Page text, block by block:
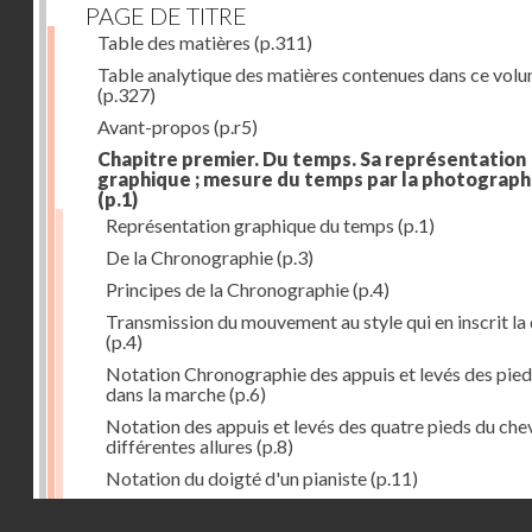
PAGE DE TITRE
Table des matières (p.311)
Table analytique des matières contenues dans ce
(p.327)
Avant-propos (p.r5)
Chapitre premier. Du temps. Sa représentation
graphique ; mesure du temps par la
(p.1)
Représentation graphique du temps (p.1)
De la Chronographie(p.3)
Principes de la Chronographie(p.4)
Transmission du mouvement au style qui en inscrit la
(p.4)
Notation Chronographie des appuis et levés des
dans la marche(p.6)
Notation des appuis et levés des quatre pieds du
différentes allures (p.8)
Notation du doigté d'un pianiste(p.11)